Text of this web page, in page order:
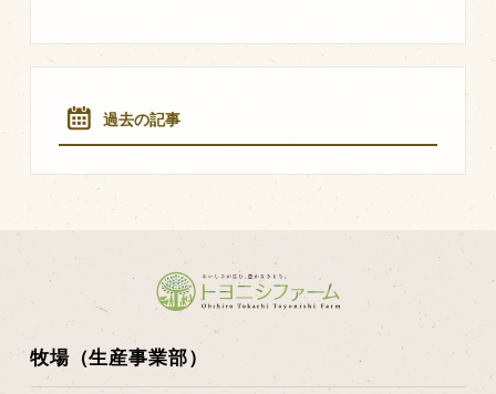
過去の記事
牧場（生産事業部）